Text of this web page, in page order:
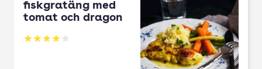
fiskgratäng med
tomat och dragon
Betyg: 4.14 av 5